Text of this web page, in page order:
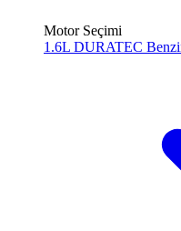
Motor Seçimi
1.6L DURATEC